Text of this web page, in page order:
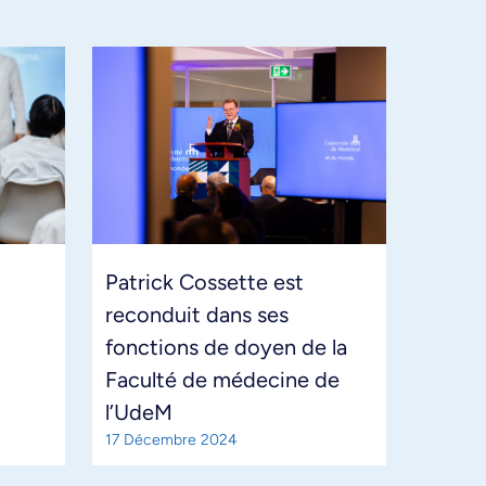
Patrick Cossette est
reconduit dans ses
fonctions de doyen de la
Faculté de médecine de
l’UdeM
17 Décembre 2024